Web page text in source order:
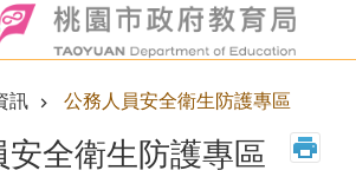
訊 公務人員安全衛生防護專區
安全衛生防護專區